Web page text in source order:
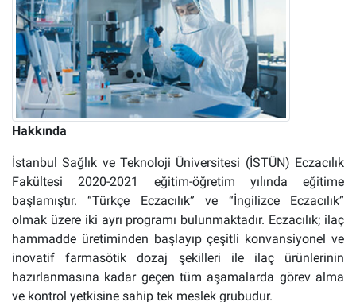
Hakkında
İstanbul Sağlık ve Teknoloji Üniversitesi (İSTÜN) Eczacılık
Fakültesi 2020-2021 eğitim-öğretim yılında eğitime
başlamıştır. “Türkçe Eczacılık” ve “İngilizce Eczacılık”
olmak üzere iki ayrı programı bulunmaktadır. Eczacılık; ilaç
hammadde üretiminden başlayıp çeşitli konvansiyonel ve
inovatif farmasötik dozaj şekilleri ile ilaç ürünlerinin
hazırlanmasına kadar geçen tüm aşamalarda görev alma
ve kontrol yetkisine sahip tek meslek grubudur.